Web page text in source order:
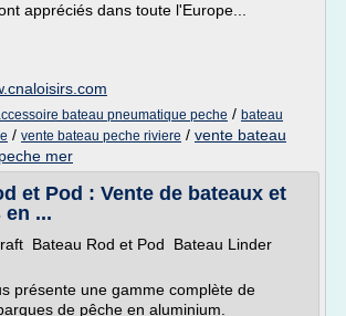
appréciés dans toute l'Europe...
bateau pneumatique peche / bateau
/ vente bateau peche riviere / vente bateau
mer
et Pod : Vente de bateaux et
en ...
Bateau Rod et Pod Bateau Linder
présente une gamme complète de
de pêche en aluminium.